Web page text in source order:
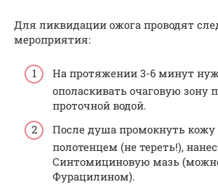
Для ликвидации ожога проводят
мероприятия:
На протяжении 3-6 минут
ополаскивать очаговую зону
проточной водой.
После душа промокнуть
полотенцем (не тереть!),
Синтомициновую мазь
Фурацилином).